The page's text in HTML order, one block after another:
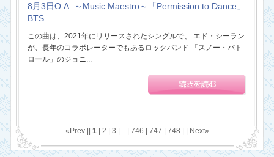
8月3日O.A. ～Music Maestro～「Permission to Dance」
BTS
この曲は、2021年にリリースされたシングルで、 エド・シーラン
が、長年のコラボレーターでもあるロックバンド 「スノー・パト
ロール」のジョニ...
«Prev || 1| 2 3 | ...| 746 747 748 Next»